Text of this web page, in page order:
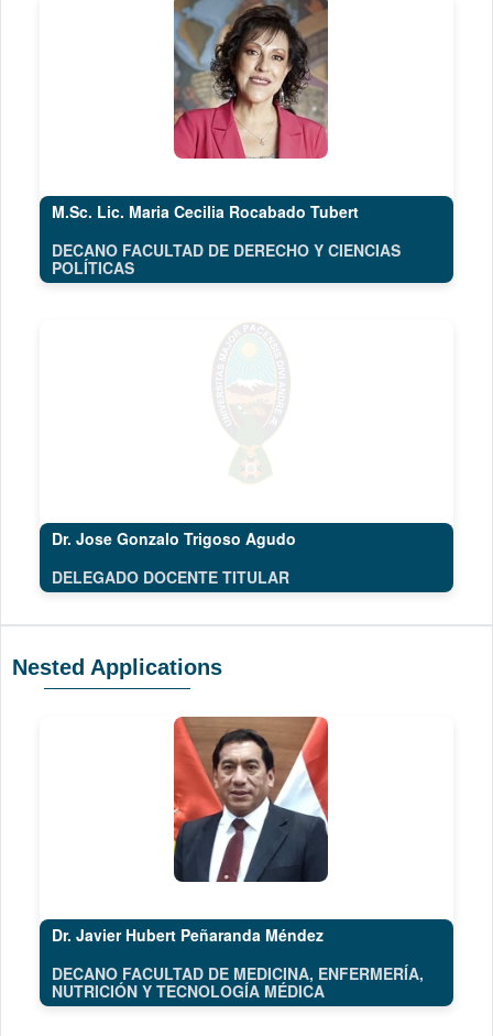
M.Sc. Lic. Maria Cecilia Rocabado Tubert
DECANO FACULTAD DE DERECHO Y CIENCIAS
POLÍTICAS
Dr. Jose Gonzalo Trigoso Agudo
DELEGADO DOCENTE TITULAR
Nested Applications
Dr. Javier Hubert Peñaranda Méndez
DECANO FACULTAD DE MEDICINA, ENFERMERÍA,
NUTRICIÓN Y TECNOLOGÍA MÉDICA